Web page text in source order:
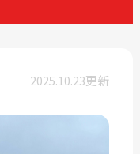
2025.10.23更新